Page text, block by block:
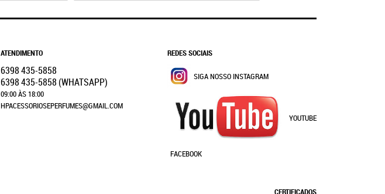
ATENDIMENTO
6398435-5858
6398435-5858 (WHATSAPP)
09:00 ÀS 18:00
HPACESSORIOSEPERFUMES@GMAIL.COM
REDES SOCIAIS
SIGA NOSSO INSTAGRAM
YOUTUBE
FACEBOOK
CERTIFICADOS